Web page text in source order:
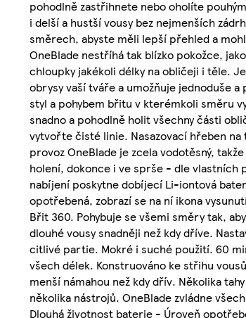
pohodlně zastřihnete nebo oholíte
i delší a hustší vousy bez nejmenších
směrech, abyste měli lepší přehled a
OneBlade nestříhá tak blízko pokožce,
chloupky jakékoli délky na obličeji i těle.
obrysy vaší tváře a umožňuje jednoduše
styl a pohybem břitu v kterémkoli směru
snadno a pohodlně holit všechny části
vytvořte čisté linie. Nasazovací hřeben
provoz OneBlade je zcela vodotěsný,
holení, dokonce i ve sprše - dle vlastních
nabíjení poskytne dobíjecí Li-iontová
opotřebená, zobrazí se na ní ikona
Břit 360. Pohybuje se všemi směry tak,
dlouhé vousy snadněji než kdy dříve.
citlivé partie. Mokré i suché použití. 60
všech délek. Konstruováno ke střihu
menší námahou než kdy dřív. Několika
několika nástrojů. OneBlade zvládne
Dlouhá životnost baterie - Úroveň